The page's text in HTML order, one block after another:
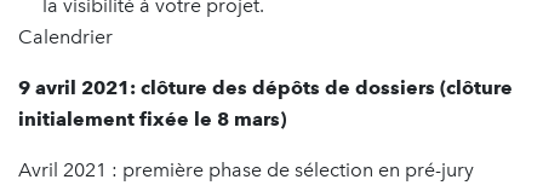
la visibilité à votre projet.
Calendrier
9 avril 2021: clôture des dépôts de dossiers (clôture
initialement fixée le 8 mars)
Avril 2021 : première phase de sélection en pré-jury